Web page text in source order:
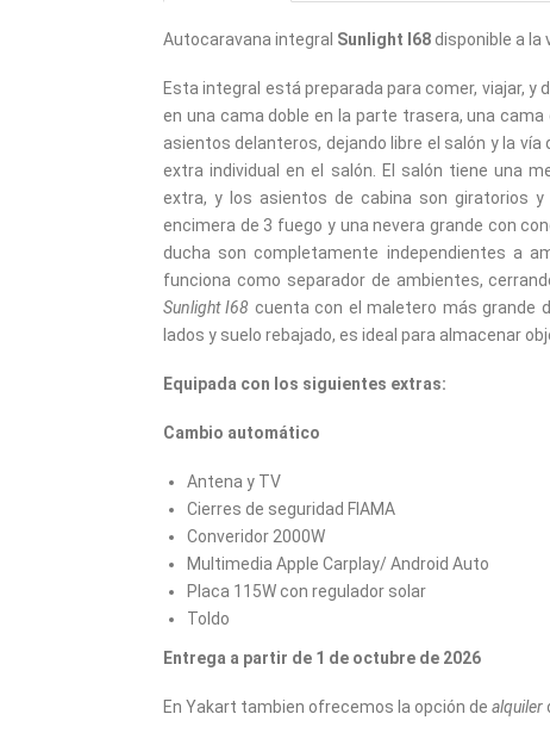
Autocaravana integral Sunlight I68 disponible a la
Esta integral está preparada para comer, viajar,
en una cama doble en la parte trasera, una
asientos delanteros, dejando libre el salón y la
extra individual en el salón. El salón tiene una
extra, y los asientos de cabina son giratorios
encimera de 3 fuego y una nevera grande con
ducha son completamente independientes a
funciona como separador de ambientes,
Sunlight I68 cuenta con el maletero más grande
lados y suelo rebajado, es ideal para almacenar
Equipada con los siguientes extras:
Cambio automático
Antena y TV
Cierres de seguridad FIAMA
Converidor 2000W
Multimedia Apple Carplay/ Android Auto
Placa 115W con regulador solar
Toldo
Entrega a partir de 1 de octubre de 2026
En Yakart tambien ofrecemos la opción de alquiler